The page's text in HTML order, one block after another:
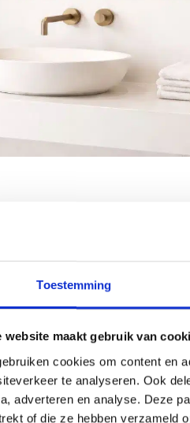
Toestemming
website maakt gebruik van
cookies om content en
te analyseren. Ook
adverteren en analyse. Deze
of die ze hebben verzameld
en veelzijdigheid
decoratief stuk; het is een